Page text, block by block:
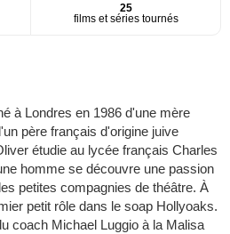
25
films et séries tournés
à Londres en 1986 d'une mère
père français d'origine juive
étudie au lycée français Charles
homme se découvre une passion
petites compagnies de théâtre. À
petit rôle dans le soap Hollyoaks.
coach Michael Luggio à la Malisa